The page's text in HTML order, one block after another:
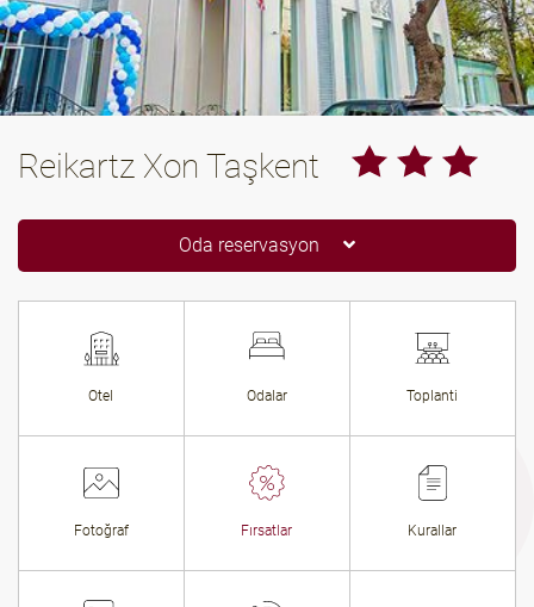
Reikartz Xon Taşkent
Oda reservasyon
Otel Odalar Toplanti
Fotoğraf Fırsatlar Kurallar